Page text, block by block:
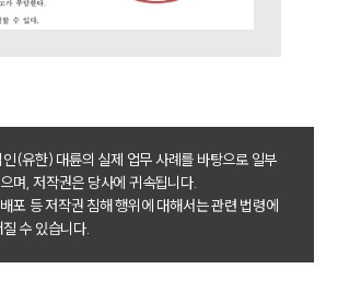
(유한) 대륜의 실제 업무 사례를 바탕으로 일부
며, 저작권은 당사에 귀속됩니다.
포 등 저작권 침해 행위에 대해서는 관련 법령에
수 있습니다.